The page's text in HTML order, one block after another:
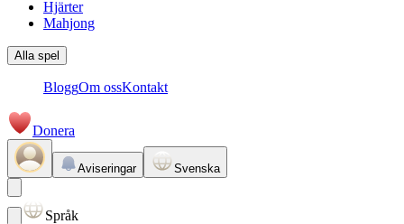
Hjärter
Mahjong
Alla spel
BloggOm ossKontakt
Donera
Aviseringar Svenska
Språk